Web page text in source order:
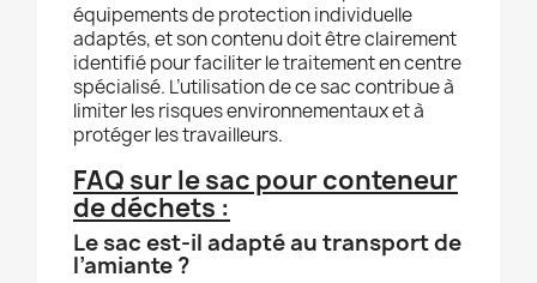
équipements de protection individuelle
adaptés, et son contenu doit être clairement
identifié pour faciliter le traitement en centre
spécialisé. L’utilisation de ce sac contribue à
limiter les risques environnementaux et à
protéger les travailleurs.
FAQ sur le sac pour conteneur
de déchets :
Le sac est-il adapté au transport de
l’amiante ?